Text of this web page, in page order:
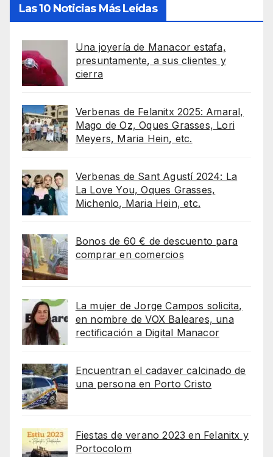
Las 10 Noticias Más Leídas
Una joyería de Manacor estafa,
presuntamente, a sus clientes y
cierra
Verbenas de Felanitx 2025: Amaral,
Mago de Oz, Oques Grasses, Lori
Meyers, Maria Hein, etc.
Verbenas de Sant Agustí 2024: La
La Love You, Oques Grasses,
Michenlo, Maria Hein, etc.
Bonos de 60 € de descuento para
comprar en comercios
La mujer de Jorge Campos solicita,
en nombre de VOX Baleares, una
rectificación a Digital Manacor
Encuentran el cadaver calcinado de
una persona en Porto Cristo
Fiestas de verano 2023 en Felanitx y
Portocolom